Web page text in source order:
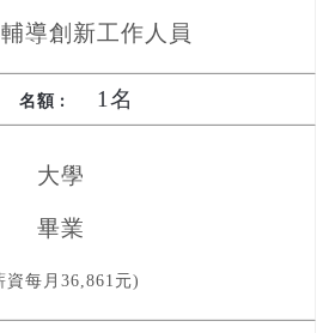
導創新工作人員
1名
大學
畢業
資每月36,861元)